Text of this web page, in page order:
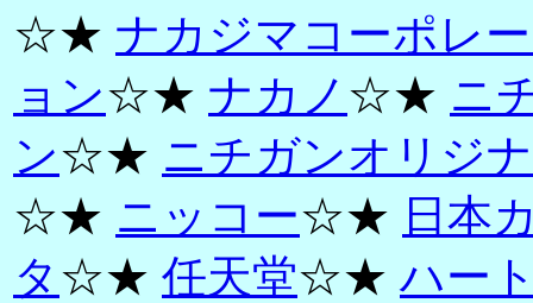
☆★ ナカジマコーポレ
ョン☆★ ナカノ ☆★ ニ
ン☆★ ニチガンオリジ
☆★ ニッコー☆★ 日本
タ ☆★ 任天堂☆★ハー